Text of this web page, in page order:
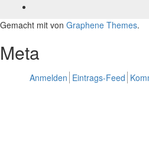
Gemacht mit von Graphene Themes.
Meta
Anmelden Eintrags-Feed